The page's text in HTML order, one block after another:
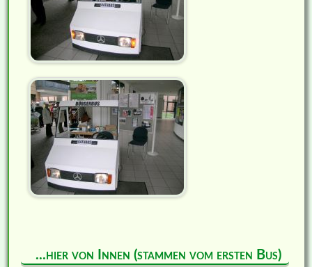
...hier von Innen (stammen vom ersten Bus)